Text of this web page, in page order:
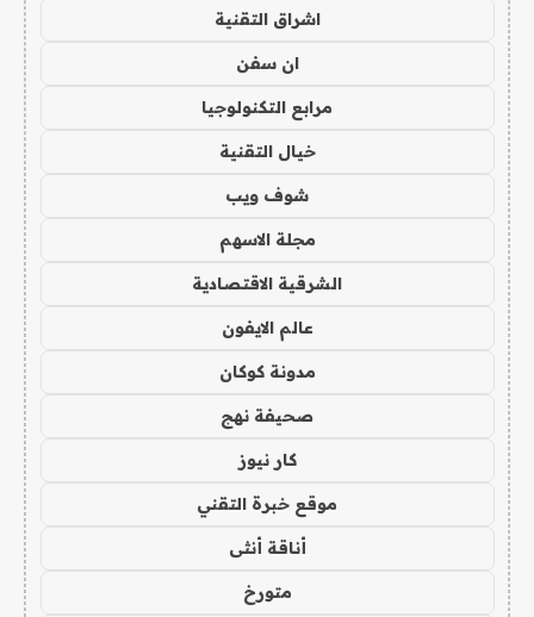
اشراق التقنية
ان سفن
مرابع التكنولوجيا
خيال التقنية
شوف ويب
مجلة الاسهم
الشرقية الاقتصادية
عالم الايفون
مدونة كوكان
صحيفة نهج
كار نيوز
موقع خبرة التقني
أناقة أنثى
متورخ